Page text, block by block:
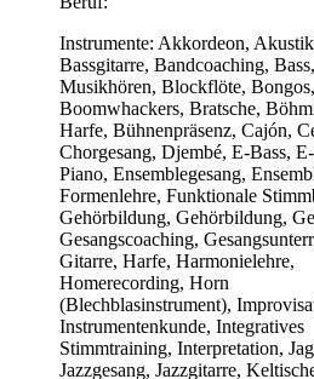
Instrumente: Akkordeon,
Bassgitarre, Bandcoaching,
Musikhören, Blockflöte, Bongos,
Boomwhackers, Bratsche,
Harfe, Bühnenpräsenz, Cajón,
Chorgesang, Djembé, E-Bass,
Piano, Ensemblegesang,
Formenlehre, Funktionale
Gehörbildung, Gehörbildung,
Gesangscoaching,
Gitarre, Harfe, Harmonielehre,
Homerecording, Horn
(Blechblasinstrument),
Instrumentenkunde, Integratives
Stimmtraining, Interpretation,
Jazzgesang, Jazzgitarre,